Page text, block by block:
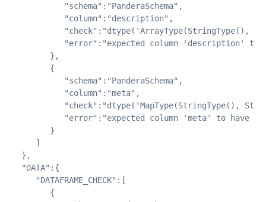
           "schema":"PanderaSchema",
           "column":"description",
"check":"dtype('ArrayType(StringType(),
"error":"expected column 'description'
        },
        {
           "schema":"PanderaSchema",
           "column":"meta",
"check":"dtype('MapType(StringType(),
"error":"expected column 'meta' to have
        }
     ]
  },
  "DATA":{
     "DATAFRAME_CHECK":[
        {